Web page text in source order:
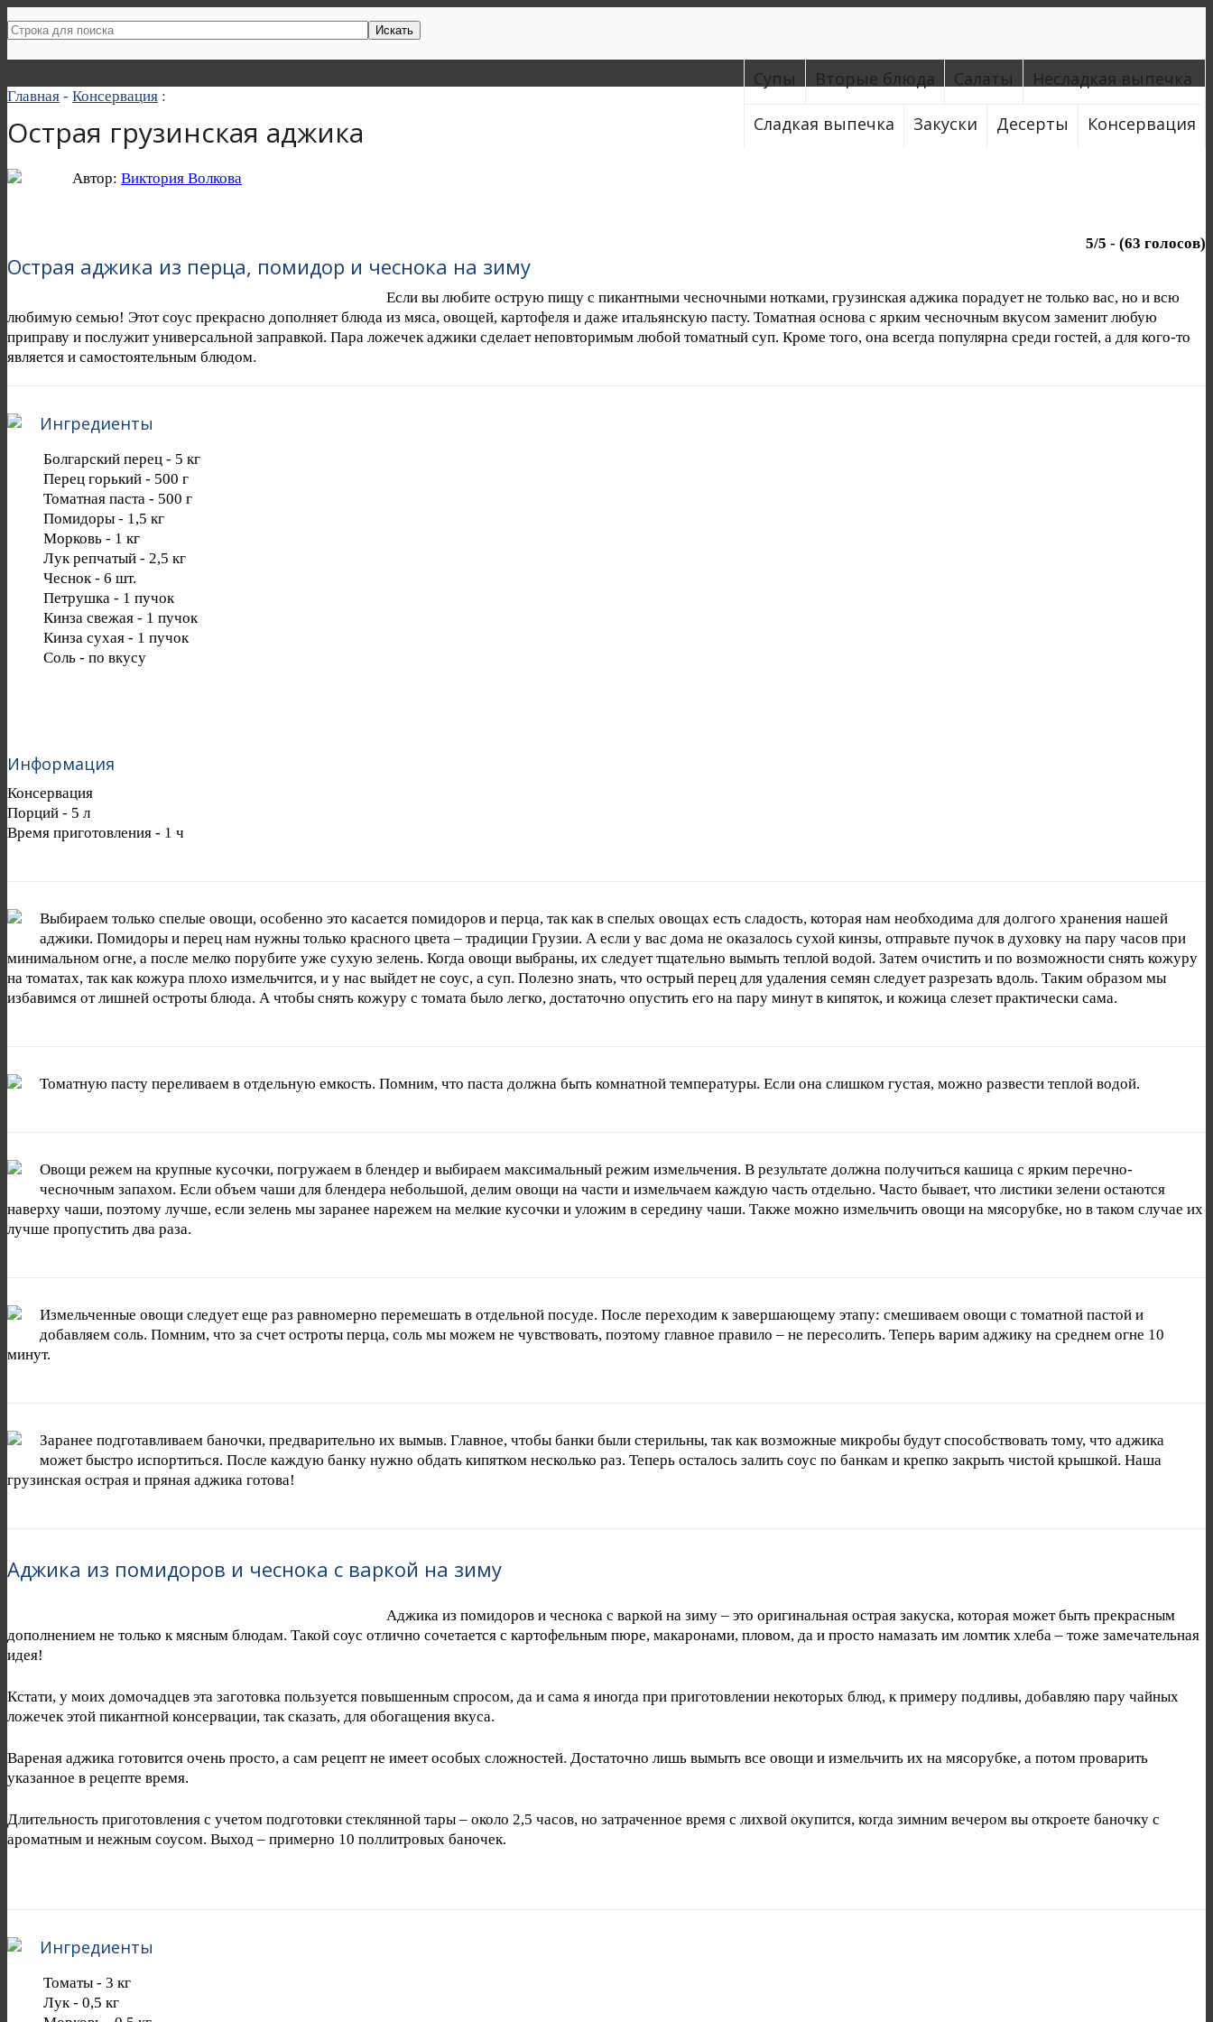
Искать
Супы Вторые блюда Салаты Несладкая выпечка
Сладкая выпечка Закуски Десерты Консервация
Главная - Консервация :
Острая грузинская аджика
Автор: Виктория Волкова
5/5 - (63 голосов)
Острая аджика из перца, помидор и чеснока на зиму
Если вы любите острую пищу с пикантными чесночными нотками, грузинская аджика порадует не только вас, но и всю
любимую семью! Этот соус прекрасно дополняет блюда из мяса, овощей, картофеля и даже итальянскую пасту. Томатная основа с ярким чесночным вкусом заменит любую
приправу и послужит универсальной заправкой. Пара ложечек аджики сделает неповторимым любой томатный суп. Кроме того, она всегда популярна среди гостей, а для кого-то
является и самостоятельным блюдом.
Ингредиенты
Болгарский перец - 5 кг
Перец горький - 500 г
Томатная паста - 500 г
Помидоры - 1,5 кг
Морковь - 1 кг
Лук репчатый - 2,5 кг
Чеснок- 6 шт.
Петрушка - 1 пучок
Кинза свежая - 1 пучок
Кинза сухая - 1 пучок
Соль - по вкусу
Информация
Консервация
Порций - 5 л
Время приготовления - 1 ч
Выбираем только спелые овощи, особенно это касается помидоров и перца, так как в спелых овощах есть сладость, которая нам необходима для долгого хранения нашей
аджики. Помидоры и перец нам нужны только красного цвета – традиции Грузии. А если у вас дома не оказалось сухой кинзы, отправьте пучок в духовку на пару часов при
минимальном огне, а после мелко порубите уже сухую зелень. Когда овощи выбраны, их следует тщательно вымыть теплой водой. Затем очистить и по возможности снять кожуру
на томатах, так как кожура плохо измельчится, и у нас выйдет не соус, а суп. Полезно знать, что острый перец для удаления семян следует разрезать вдоль. Таким образом мы
избавимся от лишней остроты блюда. А чтобы снять кожуру с томата было легко, достаточно опустить его на пару минут в кипяток, и кожица слезет практически сама.
Томатную пасту переливаем в отдельную емкость. Помним, что паста должна быть комнатной температуры. Если она слишком густая, можно развести теплой водой.
Овощи режем на крупные кусочки, погружаем в блендер и выбираем максимальный режим измельчения. В результате должна получиться кашица с ярким перечно-
чесночным запахом. Если объем чаши для блендера небольшой, делим овощи на части и измельчаем каждую часть отдельно. Часто бывает, что листики зелени остаются
наверху чаши, поэтому лучше, если зелень мы заранее нарежем на мелкие кусочки и уложим в середину чаши. Также можно измельчить овощи на мясорубке, но в таком случае их
лучше пропустить два раза.
Измельченные овощи следует еще раз равномерно перемешать в отдельной посуде. После переходим к завершающему этапу: смешиваем овощи с томатной пастой и
добавляем соль. Помним, что за счет остроты перца, соль мы можем не чувствовать, поэтому главное правило – не пересолить. Теперь варим аджику на среднем огне 10
минут.
Заранее подготавливаем баночки, предварительно их вымыв. Главное, чтобы банки были стерильны, так как возможные микробы будут способствовать тому, что аджика
может быстро испортиться. После каждую банку нужно обдать кипятком несколько раз. Теперь осталось залить соус по банкам и крепко закрыть чистой крышкой. Наша
грузинская острая и пряная аджика готова!
Аджика из помидоров и чеснока с варкой на зиму
Аджика из помидоров и чеснока с варкой на зиму – это оригинальная острая закуска, которая может быть прекрасным
дополнением не только к мясным блюдам. Такой соус отлично сочетается с картофельным пюре, макаронами, пловом, да и просто намазать им ломтик хлеба – тоже замечательная
идея!
Кстати, у моих домочадцев эта заготовка пользуется повышенным спросом, да и сама я иногда при приготовлении некоторых блюд, к примеру подливы, добавляю пару чайных
ложечек этой пикантной консервации, так сказать, для обогащения вкуса.
Вареная аджика готовится очень просто, а сам рецепт не имеет особых сложностей. Достаточно лишь вымыть все овощи и измельчить их на мясорубке, а потом проварить
указанное в рецепте время.
Длительность приготовления с учетом подготовки стеклянной тары – около 2,5 часов, но затраченное время с лихвой окупится, когда зимним вечером вы откроете баночку с
ароматным и нежным соусом. Выход – примерно 10 поллитровых баночек.
Ингредиенты
Томаты - 3 кг
Лук- 0,5 кг